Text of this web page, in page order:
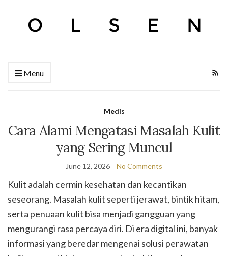
Menu
Medis
Cara Alami Mengatasi Masalah Kulit
yang Sering Muncul
June 12, 2026 No Comments
Kulit adalah cermin kesehatan dan kecantikan
seseorang. Masalah kulit seperti jerawat, bintik hitam,
serta penuaan kulit bisa menjadi gangguan yang
mengurangi rasa percaya diri. Di era digital ini, banyak
informasi yang beredar mengenai solusi perawatan